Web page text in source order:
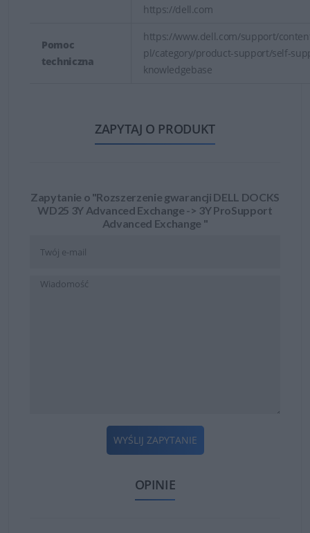
https://dell.com
Pomoc
techniczna
https://www.dell.com/support/
pl/category/product-support/self-
knowledgebase
ZAPYTAJ O PRODUKT
Zapytanie o "Rozszerzenie gwarancji DELL DOCKS
WD25 3Y Advanced Exchange -> 3Y ProSupport
Advanced Exchange "
WYŚLIJ ZAPYTANIE
OPINIE